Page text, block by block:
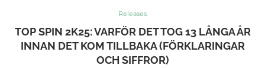
Releases
TOP SPIN 2K25: VARFÖR DET TOG 13 LÅNGA ÅR
INNAN DET KOM TILLBAKA (FÖRKLARINGAR
OCH SIFFROR)